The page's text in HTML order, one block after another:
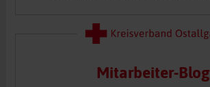
Mitarbeiter-Blog